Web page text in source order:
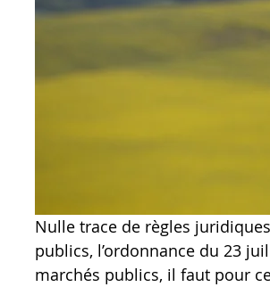
Nulle trace de règles
publics, l’ordonnance du 23
marchés publics, il faut pour